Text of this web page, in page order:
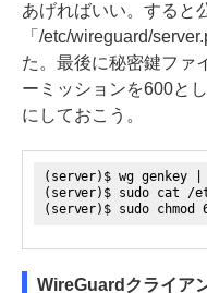
あげればいい。すると
「/etc/wireguard/
た。最後に秘密鍵ファ
ーミッションを600と
にしておこう。
(server)$ wg genkey
(server)$ sudo cat /
(server)$ sudo
WireGuardクライア